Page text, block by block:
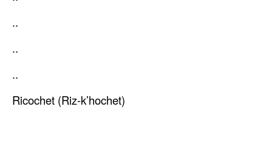
..
..
..
Ricochet (Riz-k’hochet)